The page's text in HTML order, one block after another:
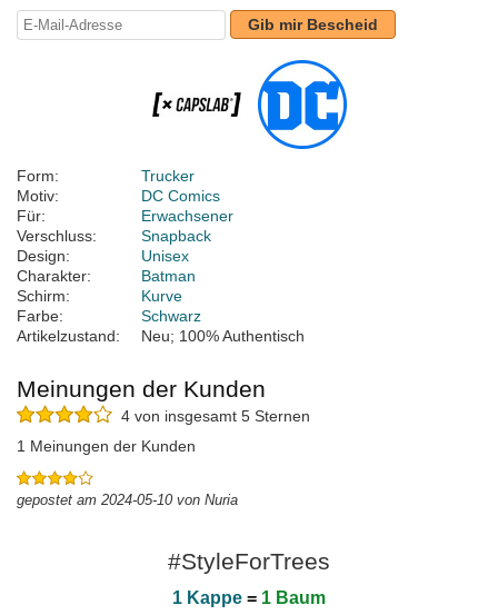
Gib mir Bescheid
Form:
Trucker
Motiv:
DC Comics
Für:
Erwachsener
Verschluss:
Snapback
Design:
Unisex
Charakter:
Batman
Schirm:
Kurve
Farbe:
Schwarz
Artikelzustand:
Neu; 100% Authentisch
Meinungen der Kunden
4 von insgesamt 5 Sternen
1 Meinungen der Kunden
gepostet am 2024-05-10 von Nuria
#StyleForTrees
1 Kappe = 1 Baum